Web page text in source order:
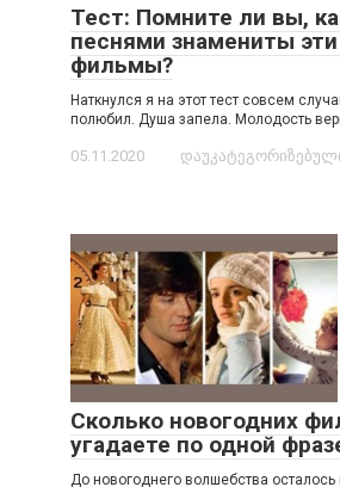
Тест: Помните ли вы,
песнями знамениты
фильмы?
Наткнулся я на этот тест совсем
полюбил. Душа запела. Молодость
05.11.2020
Сколько новогодних
угадаете по одной
До новогоднего волшебства осталось